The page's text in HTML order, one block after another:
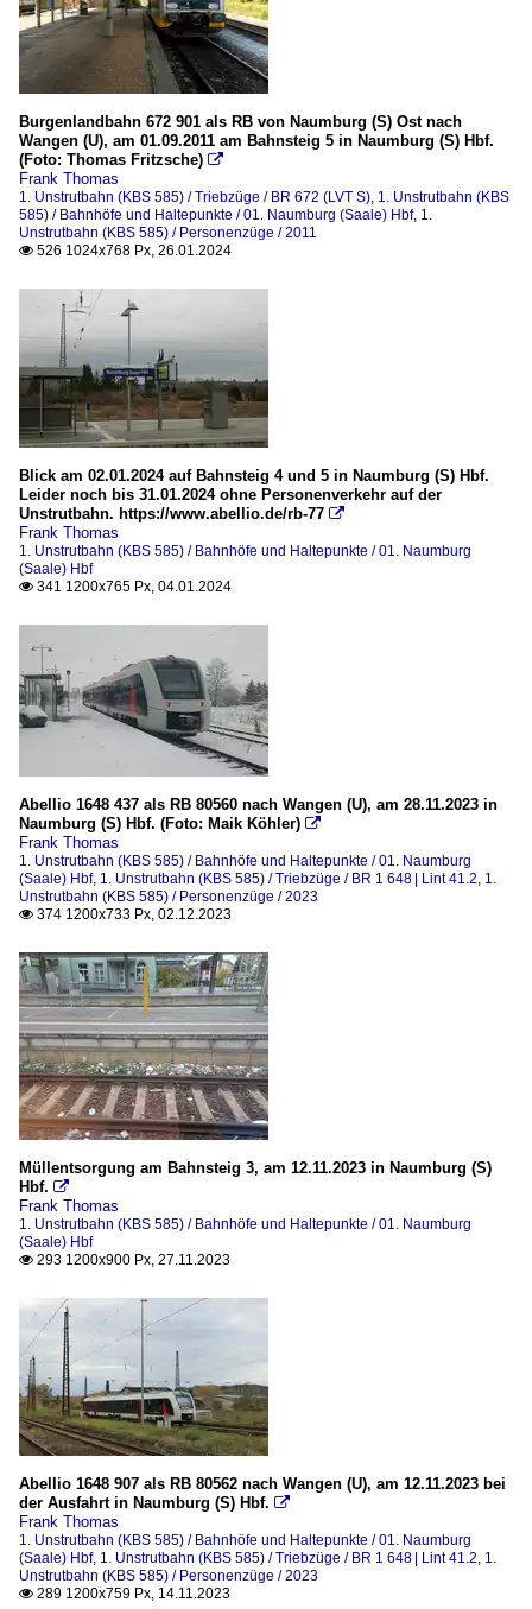
Burgenlandbahn 672 901 als RB von Naumburg (S) Ost nach
Wangen (U), am 01.09.2011 am Bahnsteig 5 in Naumburg (S) Hbf.
(Foto: Thomas Fritzsche) 
Frank Thomas
1. Unstrutbahn (KBS 585) / Triebzüge / BR 672 (LVT S), 1. Unstrutbahn (KBS
585) / Bahnhöfe und Haltepunkte / 01. Naumburg (Saale) Hbf, 1.
Unstrutbahn (KBS 585) / Personenzüge / 2011
 526 1024x768 Px, 26.01.2024
Blick am 02.01.2024 auf Bahnsteig 4 und 5 in Naumburg (S) Hbf.
Leider noch bis 31.01.2024 ohne Personenverkehr auf der
Unstrutbahn. https://www.abellio.de/rb-77 
Frank Thomas
1. Unstrutbahn (KBS 585) / Bahnhöfe und Haltepunkte / 01. Naumburg
(Saale) Hbf
 341 1200x765 Px, 04.01.2024
Abellio 1648 437 als RB 80560 nach Wangen (U), am 28.11.2023 in
Naumburg (S) Hbf. (Foto: Maik Köhler) 
Frank Thomas
1. Unstrutbahn (KBS 585) / Bahnhöfe und Haltepunkte / 01. Naumburg
(Saale) Hbf, 1. Unstrutbahn (KBS 585) / Triebzüge / BR 1 648 | Lint 41.2, 1.
Unstrutbahn (KBS 585) / Personenzüge / 2023
 374 1200x733 Px, 02.12.2023
Müllentsorgung am Bahnsteig 3, am 12.11.2023 in Naumburg (S)
Hbf. 
Frank Thomas
1. Unstrutbahn (KBS 585) / Bahnhöfe und Haltepunkte / 01. Naumburg
(Saale) Hbf
 293 1200x900 Px, 27.11.2023
Abellio 1648 907 als RB 80562 nach Wangen (U), am 12.11.2023 bei
der Ausfahrt in Naumburg (S) Hbf. 
Frank Thomas
1. Unstrutbahn (KBS 585) / Bahnhöfe und Haltepunkte / 01. Naumburg
(Saale) Hbf, 1. Unstrutbahn (KBS 585) / Triebzüge / BR 1 648 | Lint 41.2, 1.
Unstrutbahn (KBS 585) / Personenzüge / 2023
 289 1200x759 Px, 14.11.2023